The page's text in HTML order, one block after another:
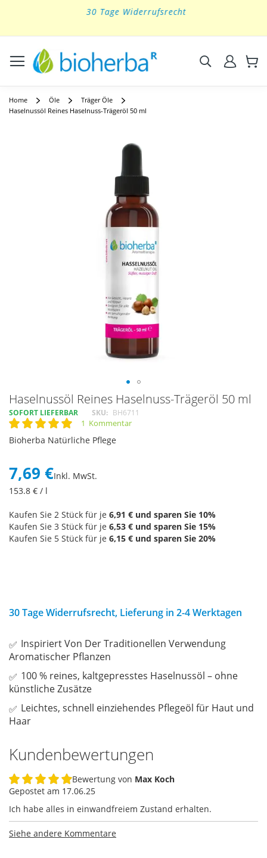
to
30 Tage Widerrufsrecht
Suchen
Home Öle
Träger Öle
Haselnussöl Reines Haselnuss-Trägeröl 50 ml
Haselnussöl Reines Haselnuss-Trägeröl 50 ml
SOFORT LIEFERBAR SKU BH6711
Rating: 1 Kommentar
Bioherba Natürliche Pflege
7,69 €Inkl. MwSt.
153.8 € / l
Kaufen Sie 2 Stück für je 6,91 € und sparen Sie 10%
Kaufen Sie 3 Stück für je 6,53 € und sparen Sie 15%
Kaufen Sie 5 Stück für je 6,15 € und sparen Sie 20%
30 Tage Widerrufsrecht, Lieferung in 2-4 Werktagen
Inspiriert Von Der Traditionellen Verwendung
Aromatischer Pflanzen
100 % reines, kaltgepresstes Haselnussöl – ohne
künstliche Zusätze
Leichtes, schnell einziehendes Pflegeöl für Haut und
Haar
Kundenbewertungen
100%
Bewertung von Max Koch
Gepostet am 17.06.25
Ich habe alles in einwandfreiem Zustand erhalten.
Siehe andere Kommentare
Skip
to
the
beginning
of
images
gallery